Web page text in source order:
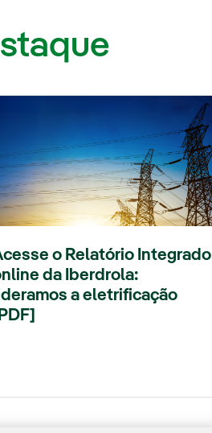
o Relatório Integrado
da Iberdrola:
a eletrificação